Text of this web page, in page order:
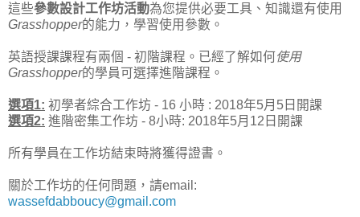
這些參數設計工作坊活動為您提供必要工具、知識還有使用
Grasshopper的能力，學習使用參數。
英語授課課程有兩個 - 初階課程。已經了解如何使用
Grasshopper的學員可選擇進階課程。
選項1: 初學者綜合工作坊 - 16 小時 : 2018年5月5日開課
選項2: 進階密集工作坊 - 8小時: 2018年5月12日開課
所有學員在工作坊結束時將獲得證書。
關於工作坊的任何問題，請email:
wassefdabboucy@gmail.com